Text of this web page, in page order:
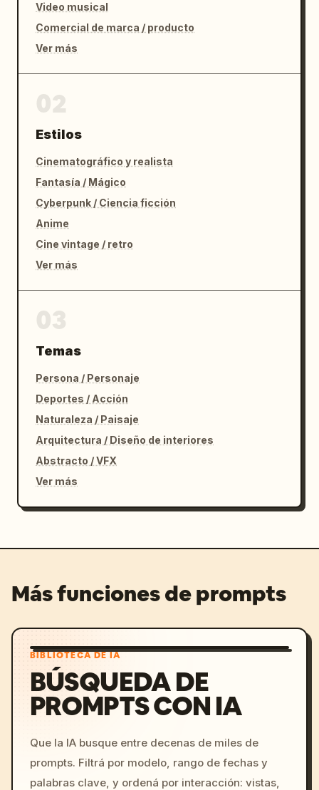
Video musical
Comercial de marca / producto
Ver más
Estilos
Cinematográfico y realista
Fantasía / Mágico
Cyberpunk / Ciencia ficción
Anime
Cine vintage / retro
Ver más
Temas
Persona / Personaje
Deportes / Acción
Naturaleza / Paisaje
Arquitectura / Diseño de interiores
Abstracto / VFX
Ver más
Más funciones de prompts
BIBLIOTECA DE IA
BÚSQUEDA DE
PROMPTS CON IA
Que la IA busque entre decenas de miles de
prompts. Filtrá por modelo, rango de fechas y
palabras clave, y ordená por interacción: vistas,